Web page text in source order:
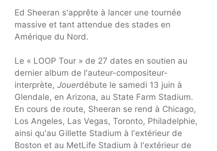
Ed Sheeran s'apprête à lancer une tournée
massive et tant attendue des stades en
Amérique du Nord.
Le « LOOP Tour » de 27 dates en soutien au
dernier album de l'auteur-compositeur-
interprète, Jouerdébute le samedi 13 juin à
Glendale, en Arizona, au State Farm Stadium.
En cours de route, Sheeran se rend à Chicago,
Los Angeles, Las Vegas, Toronto, Philadelphie,
ainsi qu'au Gillette Stadium à l'extérieur de
Boston et au MetLife Stadium à l'extérieur de